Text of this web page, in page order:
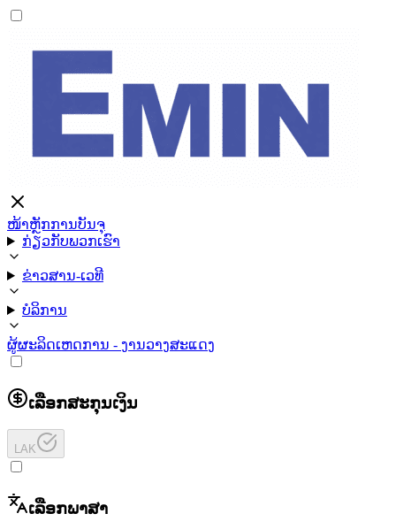
ໜ້າຫຼັກການບັນຈຸ
ກ່ຽວກັບພວກເຮົາ
ຂ່າວສານ-ເວທີ
ບໍລິການ
ຜູ້ຜະລິດເຫດການ - ງານວາງສະແດງ
ເລືອກສະກຸນເງິນ
LAK
ເລືອກພາສາ